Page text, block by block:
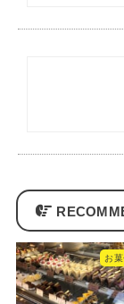
お